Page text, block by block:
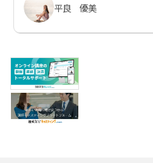
平良 優美